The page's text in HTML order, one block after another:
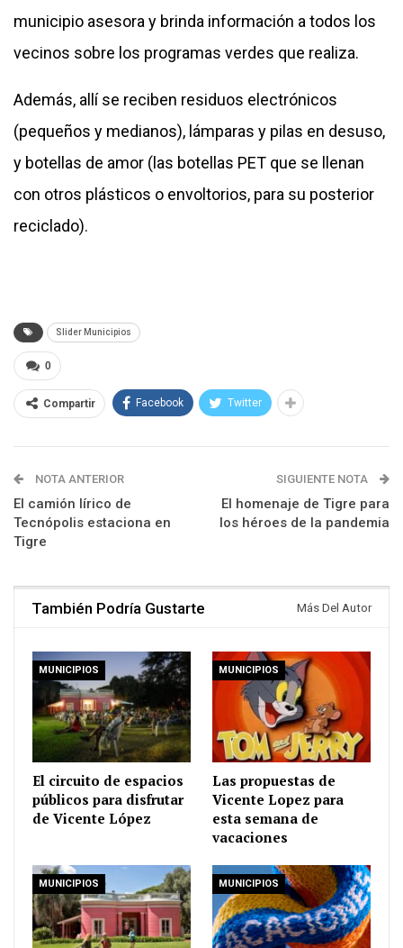
municipio asesora y brinda información a todos los
vecinos sobre los programas verdes que realiza.
Además, allí se reciben residuos electrónicos
(pequeños y medianos), lámparas y pilas en desuso,
y botellas de amor (las botellas PET que se llenan
con otros plásticos o envoltorios, para su posterior
reciclado).
Slider Municipios
0
Compartir Facebook Twitter
NOTA ANTERIOR
El camión lírico de
Tecnópolis estaciona en
Tigre
SIGUIENTE NOTA
El homenaje de Tigre para
los héroes de la pandemia
También Podría Gustarte Más Del Autor
MUNICIPIOS
El circuito de espacios
públicos para disfrutar
de Vicente López
MUNICIPIOS
Las propuestas de
Vicente Lopez para
esta semana de
vacaciones
MUNICIPIOS MUNICIPIOS